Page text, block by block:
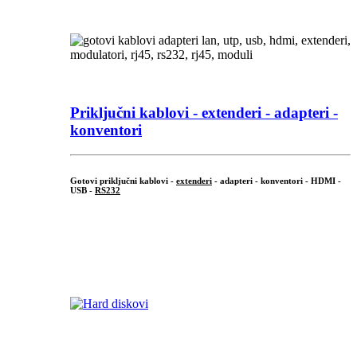
Priključni kablovi - extenderi - adapteri -
konventori
Gotovi priključni kablovi - extenderi - adapteri - konventori - HDMI -
USB - RS232